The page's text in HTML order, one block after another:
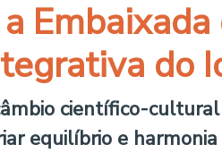
do
científico-
equilíbrio e